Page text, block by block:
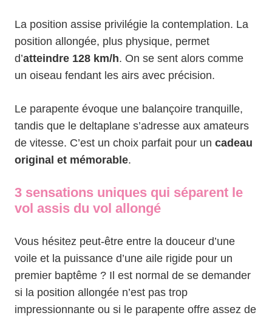
La position assise privilégie la contemplation. La
position allongée, plus physique, permet
d’atteindre 128 km/h. On se sent alors comme
un oiseau fendant les airs avec précision.
Le parapente évoque une balançoire tranquille,
tandis que le deltaplane s’adresse aux amateurs
de vitesse. C’est un choix parfait pour un cadeau
original et mémorable.
3 sensations uniques qui séparent le
vol assis du vol allongé
Vous hésitez peut-être entre la douceur d’une
voile et la puissance d’une aile rigide pour un
premier baptême ? Il est normal de se demander
si la position allongée n’est pas trop
impressionnante ou si le parapente offre assez de